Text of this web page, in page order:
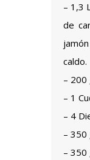
– 1,3
de
caldo.
– 200
– 1
– 4
– 350
–